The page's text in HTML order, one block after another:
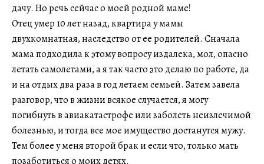
дачу. Но речь сейчас о моей родной маме!
Отец умер 10 лет назад, квартира у мамы
двухкомнатная, наследство от ее родителей. Сначала
мама подходила к этому вопросу издалека, мол, опасно
летать самолетами, а я так часто это делаю по работе, да
и на отдых два раза в год летаем семьей. Затем завела
разговор, что в жизни всякое случается, я могу
погибнуть в авиакатастрофе или заболеть неизлечимой
болезнью, и тогда все мое имущество достанутся мужу.
Тем более у меня второй брак и если что, только мать
позаботиться о моих детях.